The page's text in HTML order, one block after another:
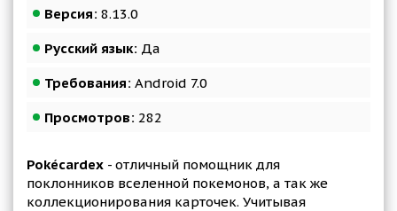
Версия: 8.13.0
Русский язык: Да
Требования: Android 7.0
Просмотров: 282
Pokécardex - отличный помощник для
поклонников вселенной покемонов, а так же
коллекционирования карточек. Учитывая